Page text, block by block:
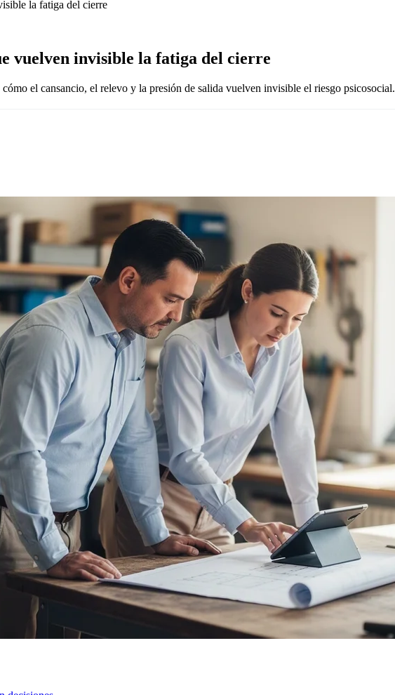
la fatiga del cierre
vuelven invisible la fatiga del cierre
el cansancio, el relevo y la presión de salida vuelven invisible el riesgo psicosocial.